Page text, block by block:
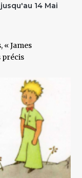
14 Mai
« James
précis